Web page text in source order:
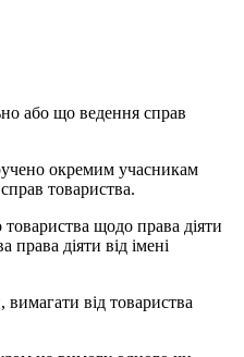
або що ведення справ
окремим учасникам
товариства.
щодо права діяти
діяти від імені
від товариства